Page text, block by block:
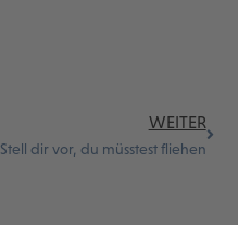
WEITER
Stell dir vor, du müsstest fliehen